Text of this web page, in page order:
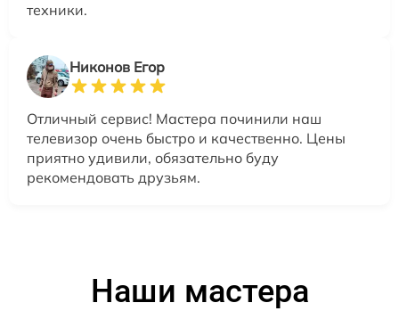
техники.
Никонов Егор
Отличный сервис! Мастера починили наш
телевизор очень быстро и качественно. Цены
приятно удивили, обязательно буду
рекомендовать друзьям.
Наши мастера